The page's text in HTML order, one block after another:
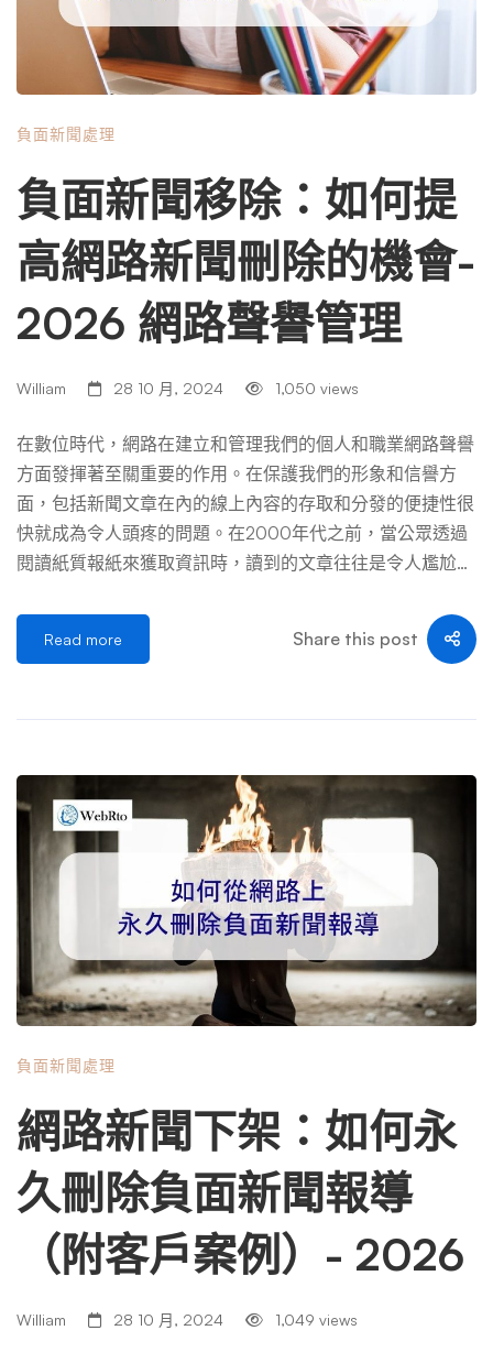
是如果負面新聞文章的排名高於已存在多年的其他網絡資
產。出現這種情況的主要原因有3個： 1. 點擊次數： 2023
年排名第一的因素是特定鏈接隨時間推移獲得的點擊次數。
名就越高。當人們搜索您的名字或公司時，他們更有可能點
料），這會導致其在搜索結果中排名更高。 2. 域名權威：
互聯網上的每個網站對Google都有一定程度的“信任”或“域
名權威”。網站的域名權重越高，該網站在搜索結果中的排
名就越高。大多數新聞相關網站都受到谷歌的高度信任，這
也是負面新聞文章能夠迅速登上搜索結果頂部的原因之一。
3.“病毒式傳播”/鏈接：負面新聞文章因社交分享網站和其他
信號，表明該文章必須對用戶有價值，並且應該在搜索結果
中排名靠前。 從 GOOGLE 中刪除負面新聞文章的選項 如
果您目前發現自己正在處理一篇在 Google 上排名很高的負
面新聞文章，可以通過三種方法從搜索結果中刪除負面鏈
接： 1. 完全刪除： 如果新聞網站的編輯或管理員同意完全
負面新聞處理
負面新聞移除：如何提
高網路新聞刪除的機會-
2026 網路聲譽管理
William 28 10 月, 2024 1,050 views
在數位時代，網路在建立和管理我們的個人和職業網路聲譽
方面發揮著至關重要的作用。在保護我們的形象和信譽方
面，包括新聞文章在內的線上內容的存取和分發的便捷性很
快就成為令人頭疼的問題。在2000年代之前，當公眾透過
閱讀紙質報紙來獲取資訊時，讀到的文章往往是令人尷尬或
皮……在此時期之後，只能透過花時間存取文章來存取檔案
館或直接聯繫媒體機構。今天，有時，二十年前發表的文
上刪除對我們有害的新聞文章是合理的。但如何進行呢？有
哪些法律和技術手段可以實現這個目標？我們可能會遇到哪
些限制和困難？以下指南可協助您從網路上刪除有損您聲譽
的新聞文章。 從網路中刪除負面新聞文章的步驟 從網路中
刪除負面新聞文章可能需要執行以下一項或多項操作： 直
接聯絡新聞資訊網站的發布者 第一步是直接聯絡發布您想
要刪除的負面文章的新聞網站的編輯。這通常是媒體本身或
簽署文章的記者。您可以在網站或法律聲明中找到他們的聯
絡資訊。 您必須向他們發送書面請求（透過郵寄或電子郵
是： 您還必須提供證據或論點來支持您的主張，例如： 最
明如果遭到拒絕或沉默，您計劃採取的行動。請注意保留您
與媒體的通訊副本，以便您可以向 CNIL 發起程序。 聯絡線
上搜尋引擎 如果您對新聞資訊網站的發布者不滿意，或者
希望同時採取行動，您可以聯繫線上搜尋引擎（如 Googl
e），要求他們刪除連結到該資訊網站的結果。刪除。 事實
上，即使文章從新聞網站中刪除，它仍然可以透過搜尋引擎
Read more Share this post
負面新聞處理
網路新聞下架：如何永
久刪除負面新聞報導
（附客戶案例）- 2026
William 28 10 月, 2024 1,049 views